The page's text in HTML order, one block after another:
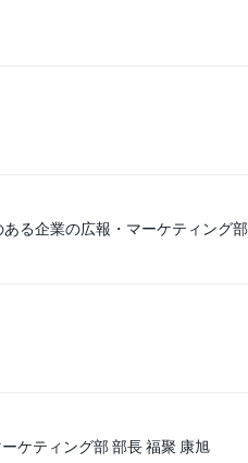
る企業の広報・マーケティング
ケティング部 部長 福聚 康旭